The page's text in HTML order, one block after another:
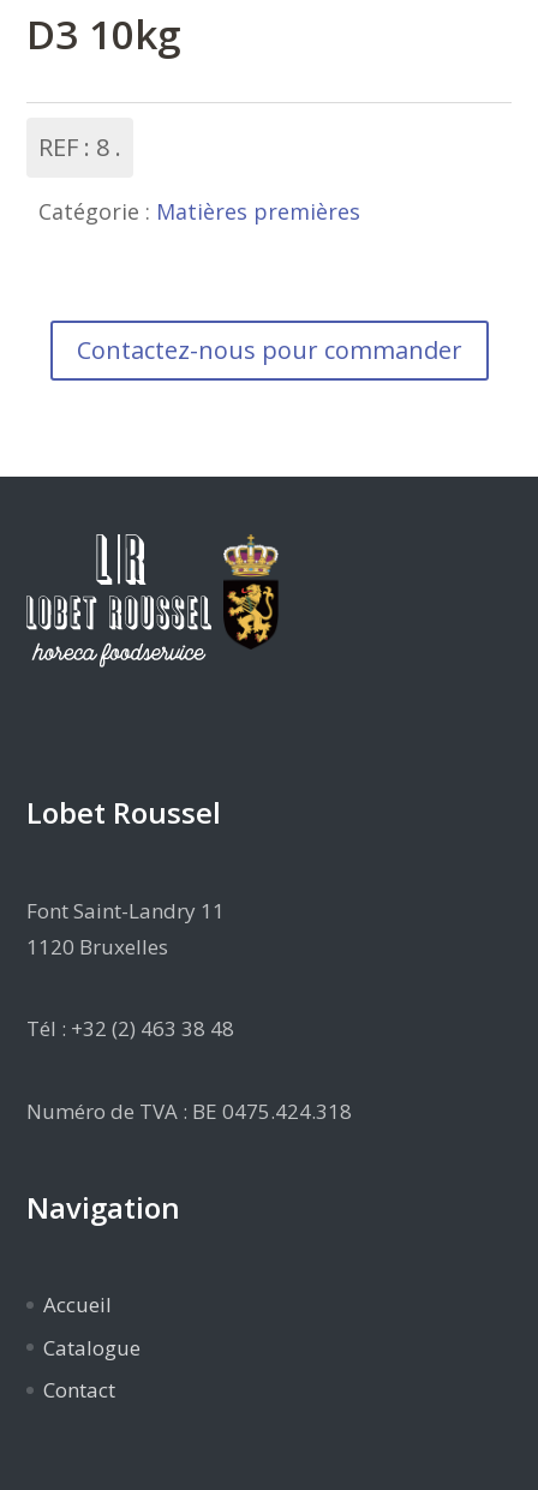
D3 10kg
REF : 8
Catégorie : Matières premières
Contactez-nous pour commander
Lobet Roussel
Font Saint-Landry 11
1120 Bruxelles
Tél : +32 (2) 463 38 48
Numéro de TVA : BE 0475.424.318
Navigation
Accueil
Catalogue
Contact